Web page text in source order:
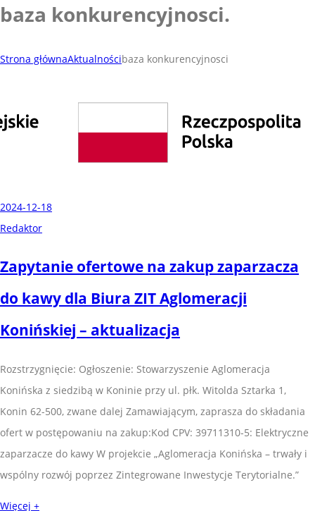
baza konkurencyjnosci.
Strona głównaAktualnościbaza konkurencyjnosci
2024-12-18
Redaktor
Zapytanie ofertowe na zakup zaparzacza
do kawy dla Biura ZIT Aglomeracji
Konińskiej – aktualizacja
Rozstrzygnięcie: Ogłoszenie: Stowarzyszenie Aglomeracja
Konińska z siedzibą w Koninie przy ul. płk. Witolda Sztarka 1,
Konin 62-500, zwane dalej Zamawiającym, zaprasza do składania
ofert w postępowaniu na zakup:Kod CPV: 39711310-5: Elektryczne
zaparzacze do kawy W projekcie „Aglomeracja Konińska – trwały i
wspólny rozwój poprzez Zintegrowane Inwestycje Terytorialne.”
Więcej +